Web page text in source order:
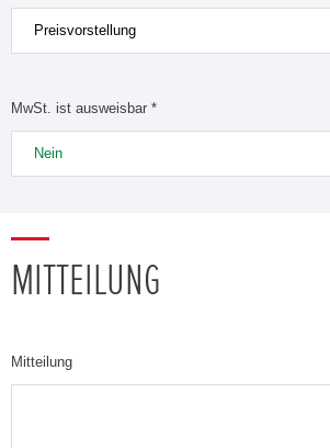
MwSt. ist ausweisbar *
Nein
MITTEILUNG
Mitteilung